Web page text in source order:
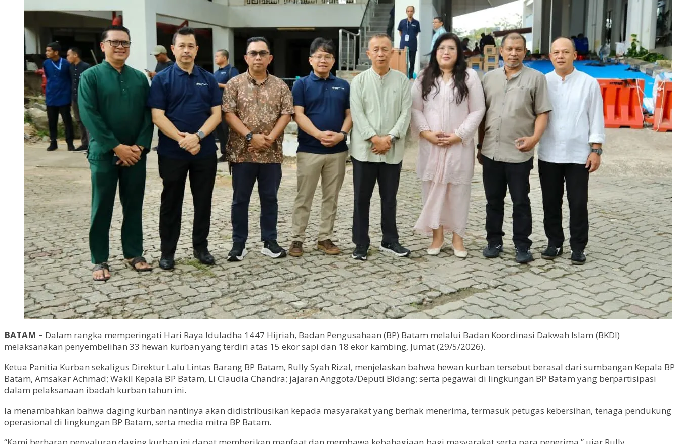
BATAM – Dalam rangka memperingati Hari Raya Iduladha 1447 Hijriah, Badan Pengusahaan (BP) Batam melalui Badan Koordinasi Dakwah Islam (BKDI)
melaksanakan penyembelihan 33 hewan kurban yang terdiri atas 15 ekor sapi dan 18 ekor kambing, Jumat (29/5/2026).
Ketua Panitia Kurban sekaligus Direktur Lalu Lintas Barang BP Batam, Rully Syah Rizal, menjelaskan bahwa hewan kurban tersebut berasal dari sumbangan Kepala BP
Batam, Amsakar Achmad; Wakil Kepala BP Batam, Li Claudia Chandra; jajaran Anggota/Deputi Bidang; serta pegawai di lingkungan BP Batam yang berpartisipasi
dalam pelaksanaan ibadah kurban tahun ini.
Ia menambahkan bahwa daging kurban nantinya akan didistribusikan kepada masyarakat yang berhak menerima, termasuk petugas kebersihan, tenaga pendukung
operasional di lingkungan BP Batam, serta media mitra BP Batam.